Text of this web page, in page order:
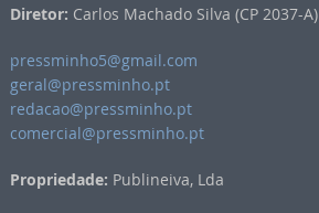
Diretor: Carlos Machado Silva (CP 2037-A)
pressminho5@gmail.com
geral@pressminho.pt
redacao@pressminho.pt
comercial@pressminho.pt
Propriedade: Publineiva, Lda